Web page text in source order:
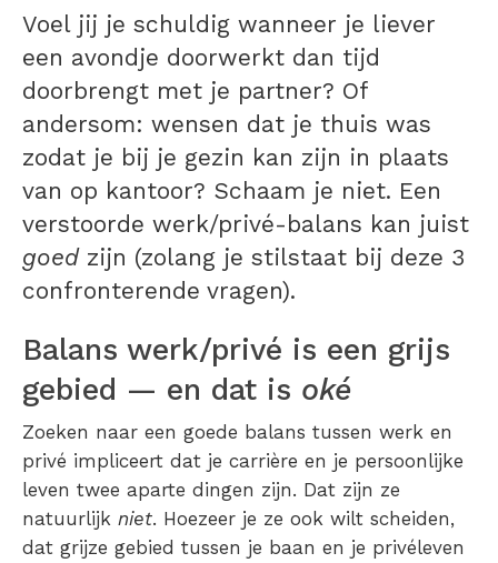
Voel jij je schuldig wanneer je liever
een avondje doorwerkt dan tijd
doorbrengt met je partner? Of
andersom: wensen dat je thuis was
zodat je bij je gezin kan zijn in plaats
van op kantoor? Schaam je niet. Een
verstoorde werk/privé-balans kan juist
goedzijn (zolang je stilstaat bij deze 3
confronterende vragen).
Balans werk/privé is een grijs
gebied — en dat is oké
Zoeken naar een goede balans tussen werk en
privé impliceert dat je carrière en je persoonlijke
leven twee aparte dingen zijn. Dat zijn ze
natuurlijk niet. Hoezeer je ze ook wilt scheiden,
dat grijze gebied tussen je baan en je privéleven